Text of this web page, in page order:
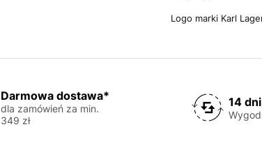
Logo marki Karl
Darmowa dostawa*
dla zamówień za min.
349 zł
14